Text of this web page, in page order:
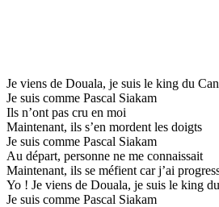
Je viens de Douala, je suis le king du
Je suis comme Pascal Siakam
Ils n’ont pas cru en moi
Maintenant, ils s’en mordent les doigts
Je suis comme Pascal Siakam
Au départ, personne ne me connaissait
Maintenant, ils se méfient car j’ai
Yo ! Je viens de Douala, je suis le king
Je suis comme Pascal Siakam